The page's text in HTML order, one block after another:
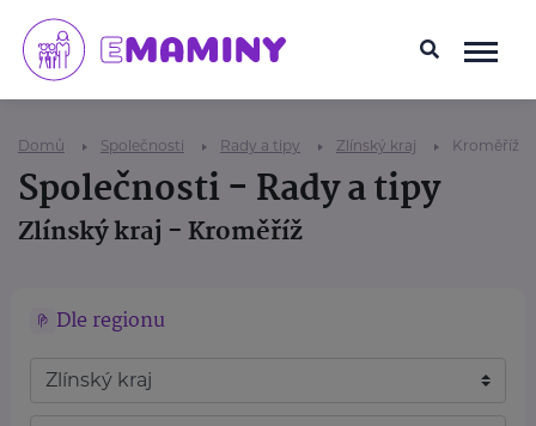
Domů Společnosti Rady a tipy Zlínský kraj Kroměříž
Společnosti - Rady a tipy
Zlínský kraj - Kroměříž
Dle regionu